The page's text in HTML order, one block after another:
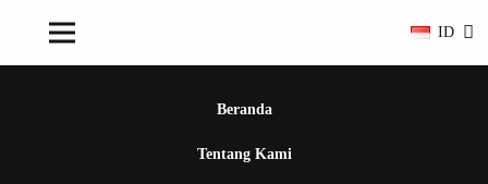
ID
Beranda
Tentang Kami